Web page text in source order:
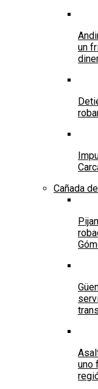
un
Cañada
uno